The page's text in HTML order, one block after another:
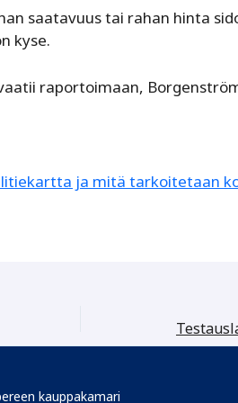
saatavuus tai rahan hinta
kyse.
raportoimaan,
ja mitä tarkoitetaan
kauppakamari